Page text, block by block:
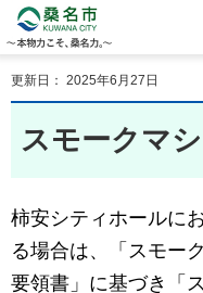
物力こそ、桑名力。
更新日： 2025年6月27日
スモークマ
柿安シティホールに
る場合は、「スモー
要領書」に基づき「